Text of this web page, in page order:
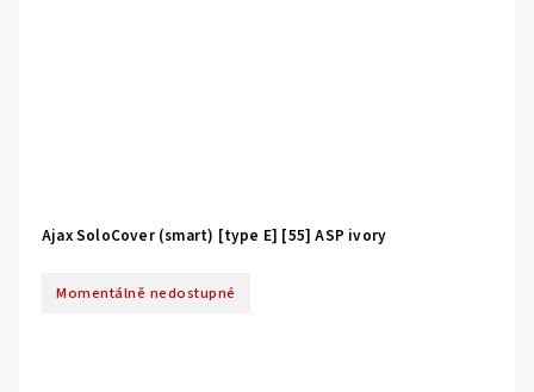
Ajax SoloCover (smart) [type E] [55] ASP ivory
Momentálně nedostupné